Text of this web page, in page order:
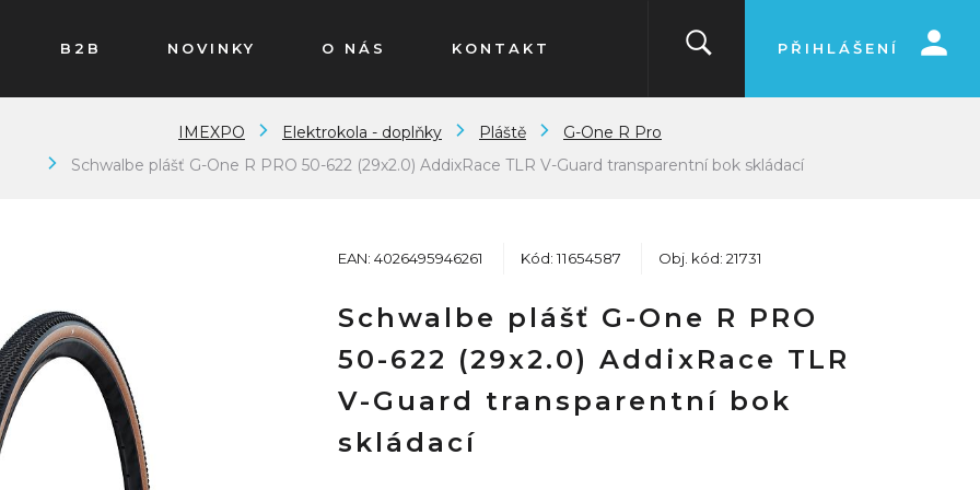
B2B NOVINKY O NÁS KONTAKT PŘIHLÁŠENÍ
IMEXPO Elektrokola - doplňky Pláště
G-One R Pro
Schwalbe plášť G-One R PRO 50-622 (29x2.0) AddixRace TLR V-Guard transparentní bok skládací
EAN: 4026495946261 Kód: 11654587 Obj. kód: 21731
Schwalbe plášť G-One R PRO
50-622 (29x2.0) AddixRace TLR
V-Guard transparentní bok
skládací